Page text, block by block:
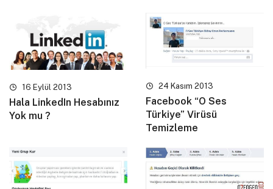
16 Eylül 2013
Hala LinkedIn Hesabınız
Yok mu ?
24 Kasım 2013
Facebook “O Ses
Türkiye” Virüsü
Temizleme